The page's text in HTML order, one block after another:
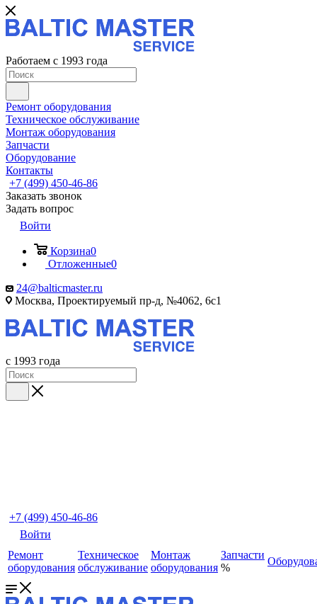
Работаем с 1993 года
Ремонт оборудования
Техническое обслуживание
Монтаж оборудования
Запчасти
Оборудование
Контакты
+7 (499) 450-46-86
Заказать звонок
Задать вопрос
Войти
Корзина0
Отложенные0
24@balticmaster.ru
Москва, Проектируемый пр-д, №4062, 6с1
с 1993 года
+7 (499) 450-46-86
Войти
Ремонт
оборудования
Техническое
обслуживание
Монтаж
оборудования
Запчасти
%